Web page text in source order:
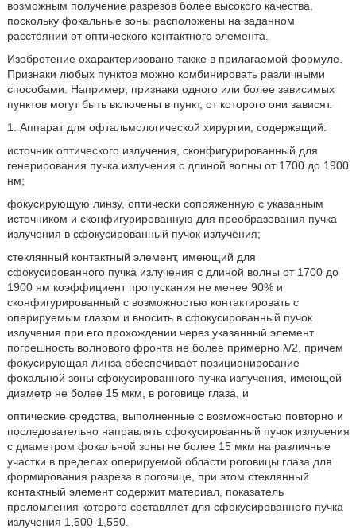
возможным получение разрезов более высокого качества,
поскольку фокальные зоны расположены на заданном
расстоянии от оптического контактного элемента.
Изобретение охарактеризовано также в прилагаемой формуле.
Признаки любых пунктов можно комбинировать различными
способами. Например, признаки одного или более зависимых
пунктов могут быть включены в пункт, от которого они зависят.
1. Аппарат для офтальмологической хирургии, содержащий:
источник оптического излучения, сконфигурированный для
генерирования пучка излучения с длиной волны от 1700 до 1900
нм;
фокусирующую линзу, оптически сопряженную с указанным
источником и сконфигурированную для преобразования пучка
излучения в сфокусированный пучок излучения;
стеклянный контактный элемент, имеющий для
сфокусированного пучка излучения с длиной волны от 1700 до
1900 нм коэффициент пропускания не менее 90% и
сконфигурированный с возможностью контактировать с
оперируемым глазом и вносить в сфокусированный пучок
излучения при его прохождении через указанный элемент
погрешность волнового фронта не более примерно λ/2, причем
фокусирующая линза обеспечивает позиционирование
фокальной зоны сфокусированного пучка излучения, имеющей
диаметр не более 15 мкм, в роговице глаза, и
оптические средства, выполненные с возможностью повторно и
последовательно направлять сфокусированный пучок излучения
с диаметром фокальной зоны не более 15 мкм на различные
участки в пределах оперируемой области роговицы глаза для
формирования разреза в роговице, при этом стеклянный
контактный элемент содержит материал, показатель
преломления которого составляет для сфокусированного пучка
излучения 1,500-1,550.